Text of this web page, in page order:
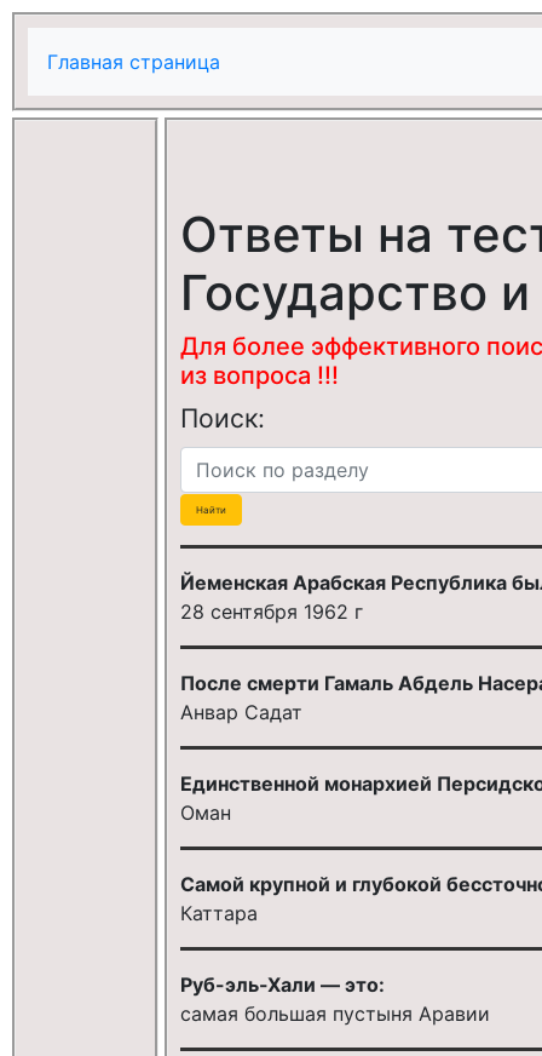
Главная страница
Ответы на
Государство
Для более эффективного
из вопроса !!!
Поиск:
Йеменская Арабская Республика
28 сентября 1962 г
После смерти Гамаль Абдель
Анвар Садат
Единственной монархией
Оман
Самой крупной и глубокой
Каттара
Руб-эль-Хали — это:
самая большая пустыня Аравии